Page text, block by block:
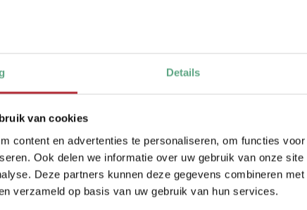
Details
van cookies
content en advertenties te personaliseren, om functies
Ook delen we informatie over uw gebruik van onze
Deze partners kunnen deze gegevens combineren
verzameld op basis van uw gebruik van hun services.
Durmitor: van hoogvlaktes
bergmeren
Reisschema:Zabljak / Durmitor National Park
Reisduur:
3 dagen / 2 nachten
Reissom:
vanaf € 130,- p.p. bij 2 personen
Activiteit:
wandeling rondom het zwarte meer